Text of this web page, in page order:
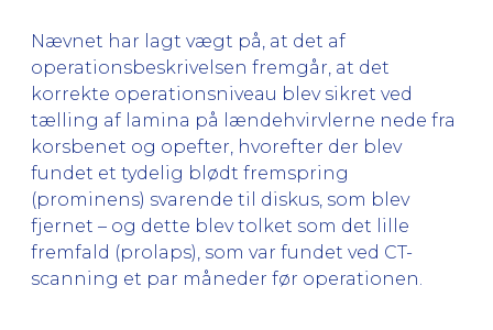
Nævnet har lagt vægt på, at det af
operationsbeskrivelsen fremgår, at det
korrekte operationsniveau blev sikret ved
tælling af lamina på lændehvirvlerne nede fra
korsbenet og opefter, hvorefter der blev
fundet et tydelig blødt fremspring
(prominens) svarende til diskus, som blev
fjernet – og dette blev tolket som det lille
fremfald (prolaps), som var fundet ved CT-
scanning et par måneder før operationen.